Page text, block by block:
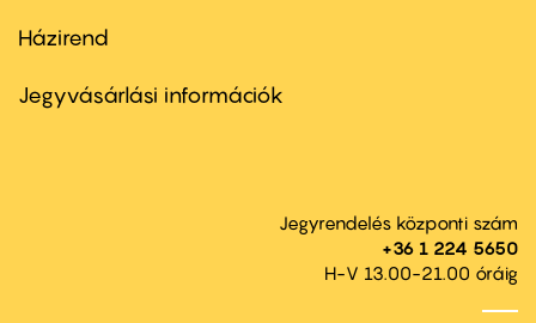
Footer
second
Házirend
Jegyvásárlási információk
Jegyrendelés központi szám
+36 1 224 5650
H-V 13.00-21.00 óráig